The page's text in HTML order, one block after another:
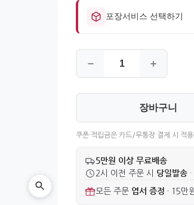
포장서비스 선택하기
장바구니
쿠폰·적립금은 카드/무통장 결제 시 적
5만원 이상 무료배송
2시 이전 주문 시 당일발송
모든 주문 엽서 증정 · 15만